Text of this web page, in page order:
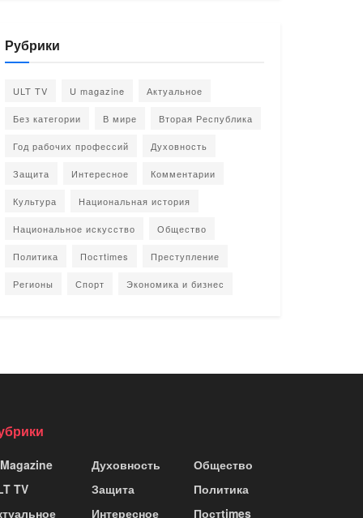
Рубрики
ULT TV U magazine Актуальное
Без категории В мире Вторая Республика
Год рабочих профессий Духовность
Защита Интересное Комментарии
Культура Национальная история
Национальное искусство Общество
Политика Постtimes Преступление
Регионы Спорт Экономика и бизнес
TV
Духовность
Защита
Интересное
Общество
Политика
Постtimes